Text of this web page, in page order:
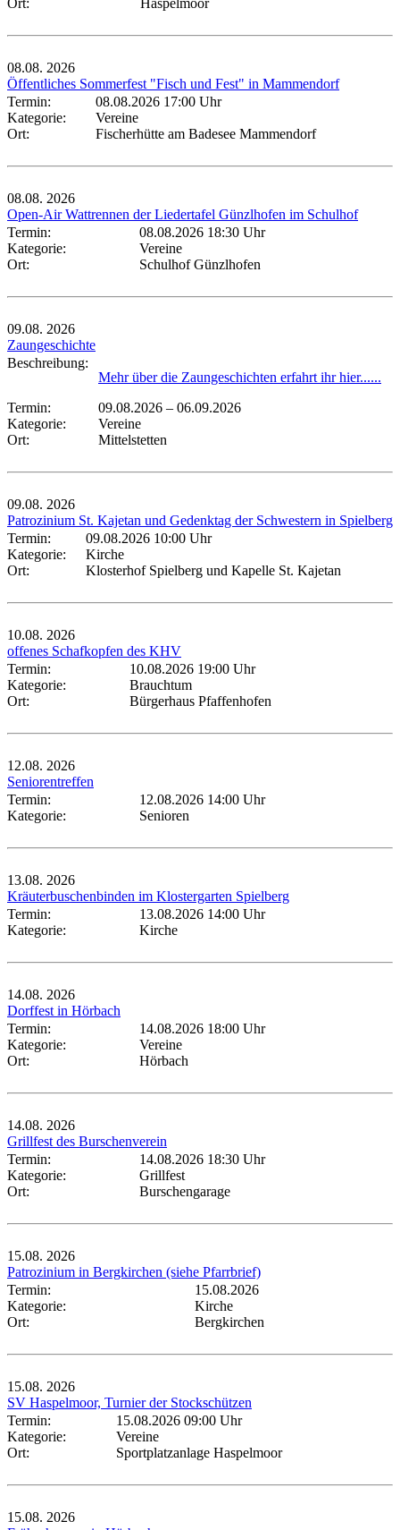
Ort: Haspelmoor
08.08. 2026
Öffentliches Sommerfest "Fisch und Fest" in Mammendorf
Termin:
08.08.2026 17:00 Uhr
Kategorie:
Vereine
Ort:
Fischerhütte am Badesee Mammendorf
08.08. 2026
Open-Air Wattrennen der Liedertafel Günzlhofen im Schulhof
Termin:
08.08.2026 18:30 Uhr
Kategorie:
Vereine
Ort:
Schulhof Günzlhofen
09.08. 2026
Zaungeschichte
Beschreibung:
Mehr über die Zaungeschichten erfahrt ihr hier......
Termin:
09.08.2026 – 06.09.2026
Kategorie:
Vereine
Ort:
Mittelstetten
09.08. 2026
Patrozinium St. Kajetan und Gedenktag der Schwestern in Spielberg
Termin:
09.08.2026 10:00 Uhr
Kategorie:
Kirche
Ort:
Klosterhof Spielberg und Kapelle St. Kajetan
10.08. 2026
offenes Schafkopfen des KHV
Termin:
10.08.2026 19:00 Uhr
Kategorie:
Brauchtum
Ort:
Bürgerhaus Pfaffenhofen
12.08. 2026
Seniorentreffen
Termin:
12.08.2026 14:00 Uhr
Kategorie:
Senioren
13.08. 2026
Kräuterbuschenbinden im Klostergarten Spielberg
Termin:
13.08.2026 14:00 Uhr
Kategorie:
Kirche
14.08. 2026
Dorffest in Hörbach
Termin:
14.08.2026 18:00 Uhr
Kategorie:
Vereine
Ort:
Hörbach
14.08. 2026
Grillfest des Burschenverein
Termin:
14.08.2026 18:30 Uhr
Kategorie:
Grillfest
Ort:
Burschengarage
15.08. 2026
Patrozinium in Bergkirchen (siehe Pfarrbrief)
Termin:
15.08.2026
Kategorie:
Kirche
Ort:
Bergkirchen
15.08. 2026
SV Haspelmoor, Turnier der Stockschützen
Termin:
15.08.2026 09:00 Uhr
Kategorie:
Vereine
Ort:
Sportplatzanlage Haspelmoor
15.08. 2026